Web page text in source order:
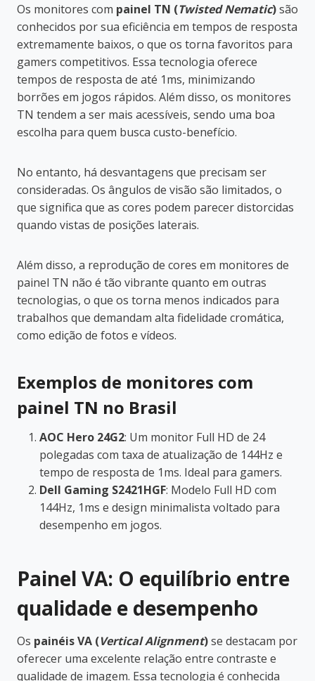
Os monitores com painel TN (Twisted Nematic)são
conhecidos por sua eficiência em tempos de resposta
extremamente baixos, o que os torna favoritos para
gamers competitivos. Essa tecnologia oferece
tempos de resposta de até 1ms, minimizando
borrões em jogos rápidos. Além disso, os monitores
TN tendem a ser mais acessíveis, sendo uma boa
escolha para quem busca custo-benefício.
No entanto, há desvantagens que precisam ser
consideradas. Os ângulos de visão são limitados, o
que significa que as cores podem parecer distorcidas
quando vistas de posições laterais.
Além disso, a reprodução de cores em monitores de
painel TN não é tão vibrante quanto em outras
tecnologias, o que os torna menos indicados para
trabalhos que demandam alta fidelidade cromática,
como edição de fotos e vídeos.
Exemplos de monitores com
painel TN no Brasil
AOC Hero 24G2: Um monitor Full HD de 24
polegadas com taxa de atualização de 144Hz e
tempo de resposta de 1ms. Ideal para gamers.
Dell Gaming S2421HGF: Modelo Full HD com
144Hz, 1ms e design minimalista voltado para
desempenho em jogos.
Painel VA: O equilíbrio entre
qualidade e desempenho
Os painéis VA (Vertical Alignment)se destacam por
oferecer uma excelente relação entre contraste e
qualidade de imagem. Essa tecnologia é conhecida